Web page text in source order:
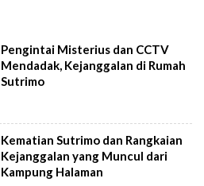
Pengintai Misterius dan CCTV
Mendadak, Kejanggalan di Rumah
Sutrimo
Kematian Sutrimo dan Rangkaian
Kejanggalan yang Muncul dari
Kampung Halaman